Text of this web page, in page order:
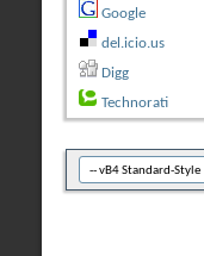
Google
del.icio.us
Digg
Technorati